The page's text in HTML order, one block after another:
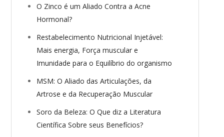
O Zinco é um Aliado Contra a Acne
Hormonal?
Restabelecimento Nutricional Injetável:
Mais energia, Força muscular e
Imunidade para o Equilíbrio do organismo
MSM: O Aliado das Articulações, da
Artrose e da Recuperação Muscular
Soro da Beleza: O Que diz a Literatura
Científica Sobre seus Benefícios?